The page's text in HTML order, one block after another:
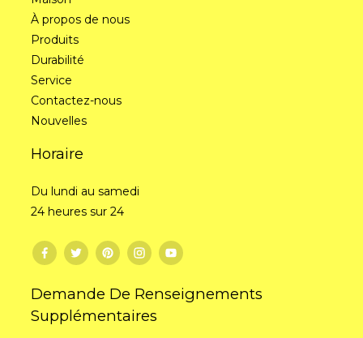
À propos de nous
Produits
Durabilité
Service
Contactez-nous
Nouvelles
Horaire
Du lundi au samedi
24 heures sur 24
Demande De Renseignements
Supplémentaires